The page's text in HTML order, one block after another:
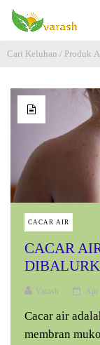
CACAR AIR
CACAR
Varash Apr
Cacar air
membran